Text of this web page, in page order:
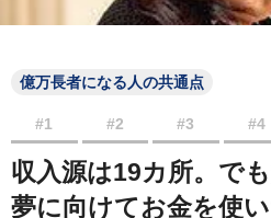
億万長者になる人の共通点
#1 #2 #3 #4
収入源は19カ所。で
夢に向けてお金を使